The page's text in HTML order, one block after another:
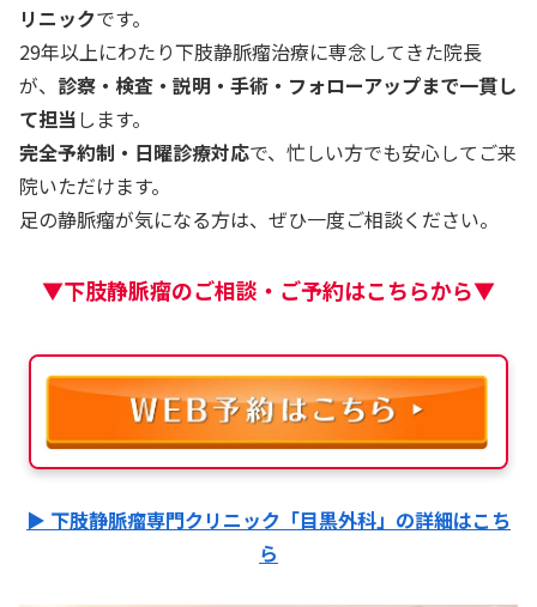
リニックです。
29年以上にわたり下肢静脈瘤治療に専念してきた院長
が、 診察・検査・説明・手術・フォローアップまで一貫し
て担当します。
完全予約制・日曜診療対応で、忙しい方でも安心してご来
院いただけます。
足の静脈瘤が気になる方は、ぜひ一度ご相談ください。
▼下肢静脈瘤のご相談・ご予約はこちらから▼
▶ 下肢静脈瘤専門クリニック「目黒外科」の詳細はこち
ら